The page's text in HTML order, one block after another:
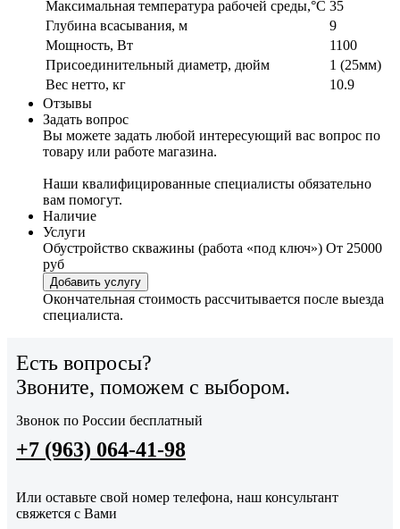
Максимальная температура рабочей среды,°C 35
Глубина всасывания, м
9
Мощность, Вт
1100
Присоединительный диаметр, дюйм
1 (25мм)
Вес нетто, кг
10.9
Отзывы
Задать вопрос
Вы можете задать любой интересующий вас вопрос по
товару или работе магазина.
Наши квалифицированные специалисты обязательно
вам помогут.
Наличие
Услуги
Обустройство скважины (работа «под ключ») От 25000
руб
Добавить услугу
Окончательная стоимость рассчитывается после выезда
специалиста.
Есть вопросы?
Звоните, поможем с выбором.
Звонок по России бесплатный
+7 (963) 064-41-98
Или оставьте свой номер телефона, наш консультант
свяжется с Вами